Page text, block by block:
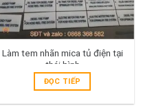
Làm tem nhãn mica tủ điện tại
thái bình
ĐỌC TIẾP